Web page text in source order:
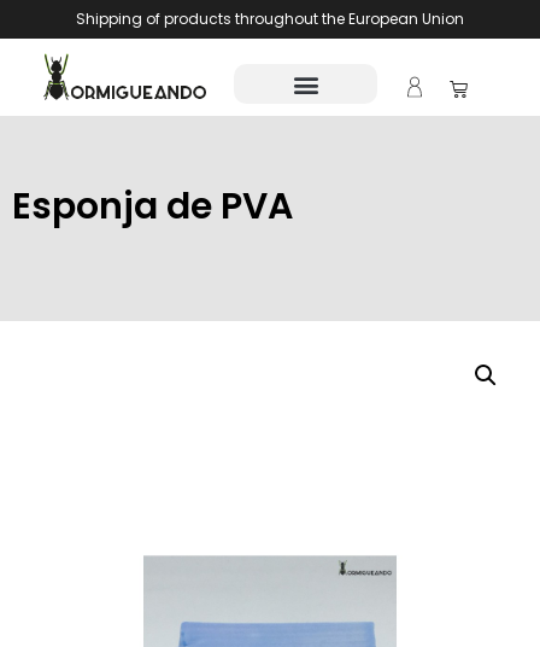
Shipping of products throughout the European Union
Esponja de PVA